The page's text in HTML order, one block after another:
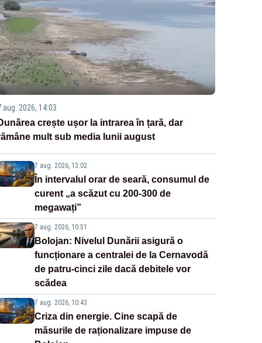
aug. 2026, 14:03
crește ușor la intrarea în țară, dar
mult sub media lunii august
7 aug. 2026, 13:02
În intervalul orar de seară, consumul de
curent „a scăzut cu 200-300 de
megawați”
7 aug. 2026, 10:51
Bolojan: Nivelul Dunării asigură o
funcționare a centralei de la Cernavodă
de patru-cinci zile dacă debitele vor
scădea
7 aug. 2026, 10:43
Criza din energie. Cine scapă de
măsurile de raționalizare impuse de